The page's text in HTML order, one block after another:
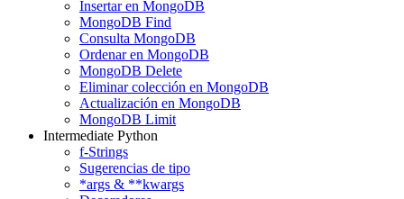
Insertar en MongoDB
MongoDB Find
Consulta MongoDB
Ordenar en MongoDB
MongoDB Delete
Eliminar colección en MongoDB
Actualización en MongoDB
MongoDB Limit
Intermediate Python
f-Strings
Sugerencias de tipo
*args & **kwargs